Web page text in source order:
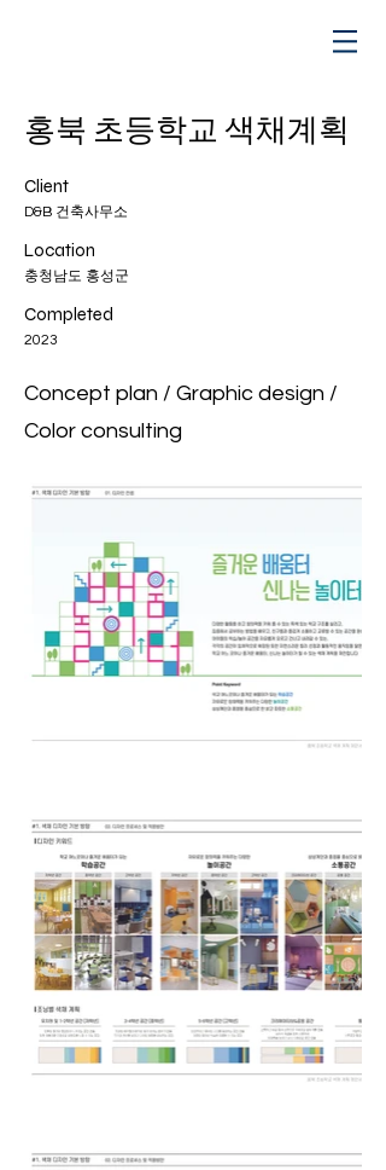
홍북 초등학교 색채계획
Client
D&B 건축사무소
Location
충청남도 홍성군
Completed
2023
Concept plan / Graphic design /
Color consulting